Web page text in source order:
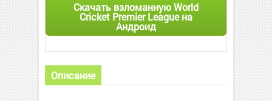
Скачать взломанную World
Cricket Premier League на
Андроид
Описание